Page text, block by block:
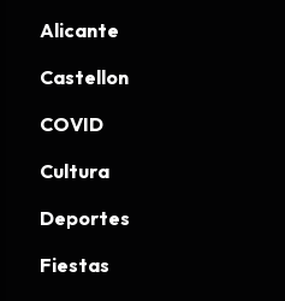
Alicante
Castellon
COVID
Cultura
Deportes
Fiestas